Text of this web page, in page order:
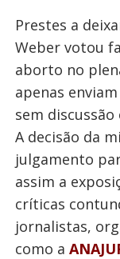
Prestes a
Weber votou
aborto no
apenas
sem
A decisão da
julgamento
assim a
críticas
jornalistas,
como a